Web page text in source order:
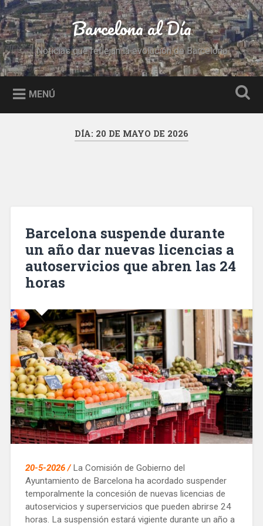
Saltar
al
contenido
Buscar Barcelona al Día
Noticias que reflejan la evolución de Barcelona
MENÚ
DÍA: 20 DE MAYO DE 2026
Barcelona suspende durante
un año dar nuevas licencias a
autoservicios que abren las 24
horas
20-5-2026 /La Comisión de Gobierno del
Ayuntamiento de Barcelona ha acordado suspender
temporalmente la concesión de nuevas licencias de
autoservicios y superservicios que pueden abrirse 24
horas. La suspensión estará vigiente durante un año a